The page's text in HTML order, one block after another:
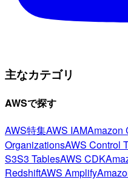
主なカテゴリ
AWSで探す
AWS特集AWS IAMAmazon
OrganizationsAWS Control
S3S3 TablesAWS CDK
RedshiftAWS Amplify